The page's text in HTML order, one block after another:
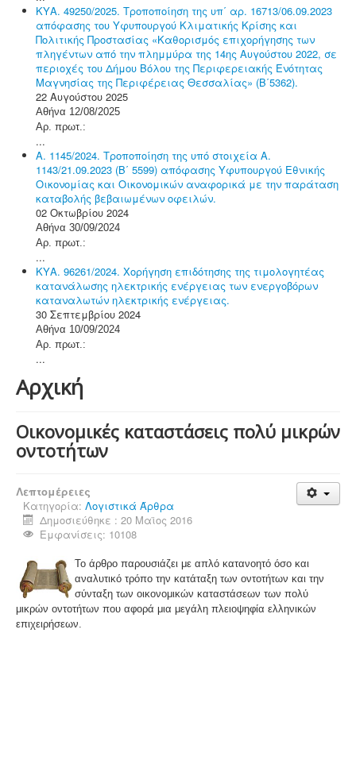
ΚΥΑ. 49250/2025. Τροποποίηση της υπ΄ αρ. 16713/06.09.2023
απόφασης του Υφυπουργού Κλιματικής Κρίσης και
Πολιτικής Προστασίας «Καθορισμός επιχορήγησης των
πληγέντων από την πλημμύρα της 14ης Αυγούστου 2022, σε
περιοχές του Δήμου Βόλου της Περιφερειακής Ενότητας
Μαγνησίας της Περιφέρειας Θεσσαλίας» (Β΄5362).
22 Αυγούστου 2025
Αθήνα 12/08/2025
Αρ. πρωτ.:
...
Α. 1145/2024. Τροποποίηση της υπό στοιχεία Α.
1143/21.09.2023 (Β΄ 5599) απόφασης Υφυπουργού Εθνικής
Οικονομίας και Οικονομικών αναφορικά με την παράταση
καταβολής βεβαιωμένων οφειλών.
02 Οκτωβρίου 2024
Αθήνα 30/09/2024
Αρ. πρωτ.:
...
ΚΥΑ. 96261/2024. Χορήγηση επιδότησης της τιμολογητέας
κατανάλωσης ηλεκτρικής ενέργειας των ενεργοβόρων
καταναλωτών ηλεκτρικής ενέργειας.
30 Σεπτεμβρίου 2024
Αθήνα 10/09/2024
Αρ. πρωτ.:
...
Αρχική
Οικονομικές καταστάσεις πολύ μικρών
οντοτήτων
Λεπτομέρειες
Κατηγορία: Λογιστικά Άρθρα
Δημοσιεύθηκε : 20 Μαϊος 2016
Εμφανίσεις: 10108
Το άρθρο παρουσιάζει με απλό κατανοητό όσο και
αναλυτικό τρόπο την κατάταξη των οντοτήτων και την
σύνταξη των οικονομικών καταστάσεων των πολύ
μικρών οντοτήτων που αφορά μια μεγάλη πλειοψηφία ελληνικών
επιχειρήσεων.